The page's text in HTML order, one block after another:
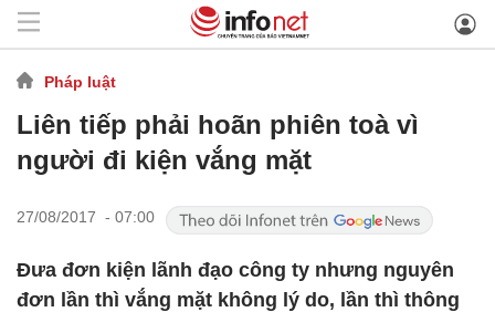
Pháp luật
Liên tiếp phải hoãn phiên toà vì
người đi kiện vắng mặt
27/08/2017 - 07:00
Đưa đơn kiện lãnh đạo công ty nhưng nguyên
đơn lần thì vắng mặt không lý do, lần thì thông